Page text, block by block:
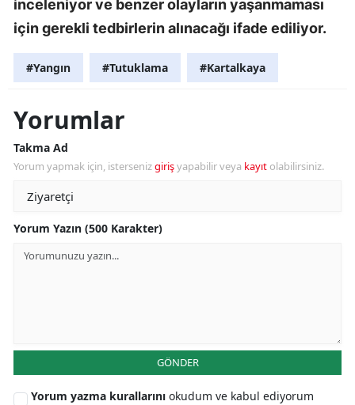
inceleniyor ve benzer olayların yaşanmaması
için gerekli tedbirlerin alınacağı ifade ediliyor.
#Yangın #Tutuklama #Kartalkaya
Yorumlar
Takma Ad
Yorum yapmak için, istersenizgirişyapabilir veya kayıt olabilirsiniz.
Yorum Yazın (500 Karakter)
GÖNDER
Yorum yazma kurallarını okudum ve kabul ediyorum